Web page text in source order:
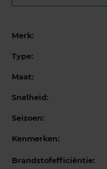
Merk:
Type:
Maat:
Snelheid:
Seizoen:
Kenmerken:
Brandstofefficiëntie: